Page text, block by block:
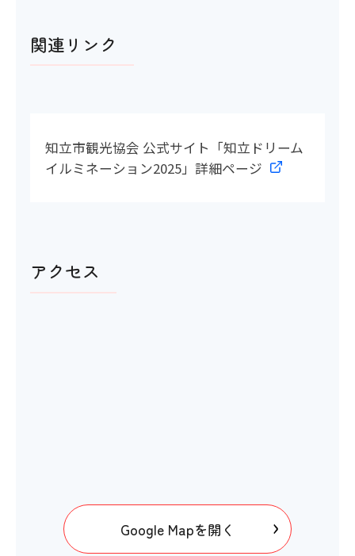
関連リンク
知立市観光協会 公式サイト「知立ドリーム
イルミネーション2025」詳細ページ
アクセス
Google Mapを開く